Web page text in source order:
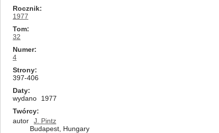
Rocznik
1977
Tom
32
Numer
4
Strony
397-406
Daty
wydano
1977
Twórcy
autor
J. Pintz
Budapest, Hungary